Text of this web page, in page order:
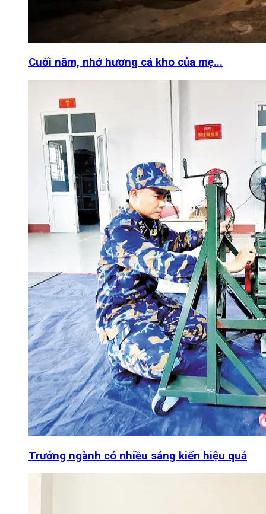
Cuối năm, nhớ hương cá kho của mẹ...
Trưởng ngành có nhiều sáng kiến hiệu quả